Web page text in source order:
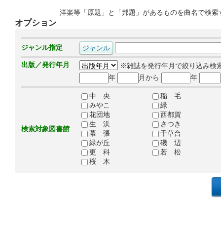
洋楽等「原題」と「邦題」があるものを曲名で検
オプション
ジャンル指定
出版／発行年月
※雑誌を発行年月で絞り込み検
年
月から 年
検索対象図書館
中 央
稲 毛
みやこ
緑
花団地
西都賀
生 浜
さつき
幕 張
千草台
緑が丘
磯 辺
更 科
若 松
桜 木